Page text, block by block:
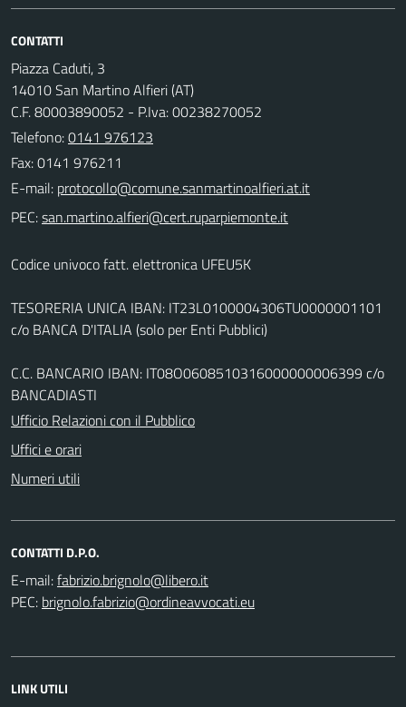
CONTATTI
Piazza Caduti, 3
14010 San Martino Alfieri (AT)
C.F. 80003890052 - P.Iva: 00238270052
Telefono:0141 976123
Fax: 0141 976211
E-mail:
PEC:
Codice univoco fatt. elettronica UFEU5K
TESORERIA UNICA IBAN: IT23L0100004306TU0000001101
c/o BANCA D'ITALIA (solo per Enti Pubblici)
C.C. BANCARIO IBAN: IT08O0608510316000000006399 c/o
BANCADIASTI
Ufficio Relazioni con il Pubblico
Uffici e orari
Numeri utili
CONTATTI D.P.O.
E-mail:
PEC:
LINK UTILI